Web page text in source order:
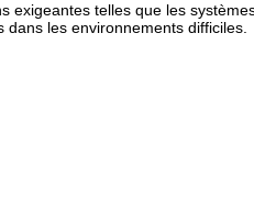
telles que les
les environnements difficiles.